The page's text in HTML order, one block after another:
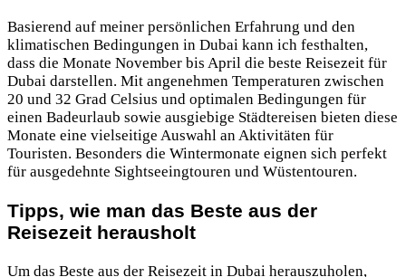
Basierend auf meiner persönlichen Erfahrung und den
klimatischen Bedingungen in Dubai kann ich festhalten,
dass die Monate November bis April die beste Reisezeit für
Dubai darstellen. Mit angenehmen Temperaturen zwischen
20 und 32 Grad Celsius und optimalen Bedingungen für
einen Badeurlaub sowie ausgiebige Städtereisen bieten diese
Monate eine vielseitige Auswahl an Aktivitäten für
Touristen. Besonders die Wintermonate eignen sich perfekt
für ausgedehnte Sightseeingtouren und Wüstentouren.
Tipps, wie man das Beste aus der
Reisezeit herausholt
Um das Beste aus der Reisezeit in Dubai herauszuholen,